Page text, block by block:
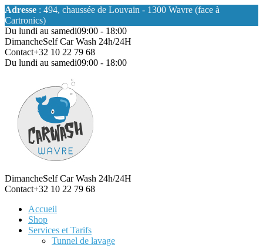
Adresse : 494, chaussée de Louvain - 1300 Wavre (face à
Cartronics)
Du lundi au samedi09:00 - 18:00
DimancheSelf Car Wash 24h/24H
Contact+32 10 22 79 68
Du lundi au samedi09:00 - 18:00
DimancheSelf Car Wash 24h/24H
Contact+32 10 22 79 68
Accueil
Shop
Services et Tarifs
Tunnel de lavage